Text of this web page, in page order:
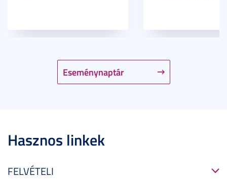
Eseménynaptár
Hasznos linkek
FELVÉTELI